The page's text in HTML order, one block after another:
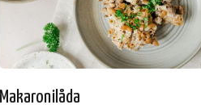
Makaronilåda